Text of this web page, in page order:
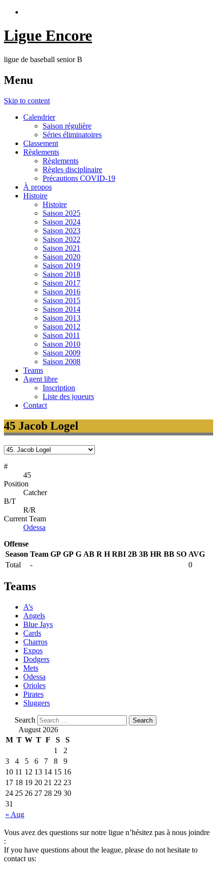
Ligue Encore
ligue de baseball senior B
Menu
Skip to content
Calendrier
Saison régulière
Séries éliminatoires
Classement
Règlements
Règlements
Règles disciplinaire
Précautions COVID-19
À propos
Histoire
Histoire
Saison 2025
Saison 2024
Saison 2023
Saison 2022
Saison 2021
Saison 2020
Saison 2019
Saison 2018
Saison 2017
Saison 2016
Saison 2015
Saison 2014
Saison 2013
Saison 2012
Saison 2011
Saison 2010
Saison 2009
Saison 2008
Teams
Agent libre
Inscription
Liste des joueurs
Contact
45 Jacob Logel
#
45
Position
Catcher
B/T
R/R
Current Team
Odessa
Offense
Season Team GP GP G AB R H RBI 2B 3B HR BB SO AVG
Total
- 0
Teams
A’s
Angels
Blue Jays
Cards
Charros
Expos
Dodgers
Mets
Odessa
Orioles
Pirates
Sluggers
Search
August 2026
M T W T F S S
« Aug
1
2
3
4 5 6 7 8
9
10 11 12 13 14 15 16
17 18 19 20 21 22 23
24 25 26 27 28 29 30
31
Vous avez des questions sur notre ligue n’hésitez pas à nous joindre
:
If you have questions about the league, please do not hesitate to
contact us: